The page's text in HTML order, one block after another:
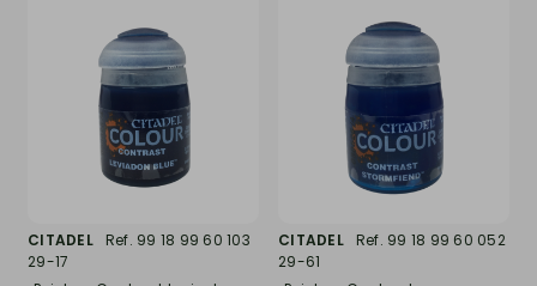
CITADEL
Ref. 99 18 99 60 103
29-17
CITADEL
Ref. 99 18 99 60 052
29-61